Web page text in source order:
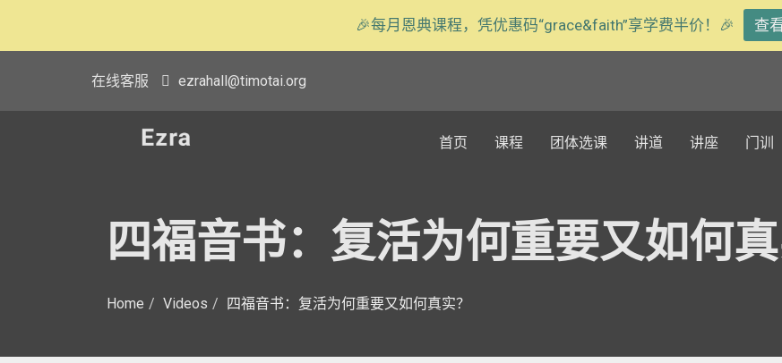
在线客服 ezrahall@timotai.org
首页 课程 团体选课 讲道 讲座 门训
四福音书：复活为何重要又如何真
Home Videos 四福音书：复活为何重要又如何真实？
🎉每月恩典课程，凭优惠码“grace&faith”享学费半价！🎉 查